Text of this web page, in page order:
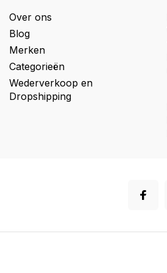
Over ons
Blog
Merken
Categorieën
Wederverkoop en
Dropshipping